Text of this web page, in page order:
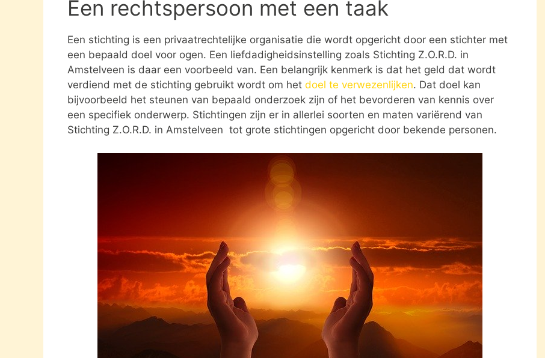
Een rechtspersoon met een taak
Een stichting is een privaatrechtelijke organisatie die wordt opgericht door een stichter met
een bepaald doel voor ogen. Een liefdadigheidsinstelling zoals Stichting Z.O.R.D. in
Amstelveen is daar een voorbeeld van. Een belangrijk kenmerk is dat het geld dat wordt
verdiend met de stichting gebruikt wordt om het doel te verwezenlijken. Dat doel kan
bijvoorbeeld het steunen van bepaald onderzoek zijn of het bevorderen van kennis over
een specifiek onderwerp. Stichtingen zijn er in allerlei soorten en maten variërend van
Stichting Z.O.R.D. in Amstelveen tot grote stichtingen opgericht door bekende personen.